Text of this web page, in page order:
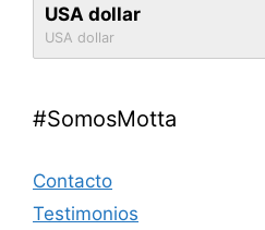
USA dollar
USA dollar
#SomosMotta
Contacto
Testimonios